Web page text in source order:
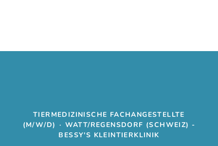
TIERMEDIZINISCHE FACHANGESTELLTE
(M/W/D) · WATT/REGENSDORF (SCHWEIZ) -
BESSY'S KLEINTIERKLINIK